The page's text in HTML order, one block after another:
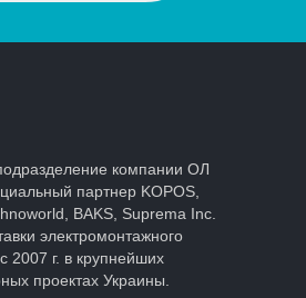
компании ОЛ
партнер KOPOS,
BAKS, Suprema Inc.
электромонтажного
2007 г. в крупнейших
проектах Украины.